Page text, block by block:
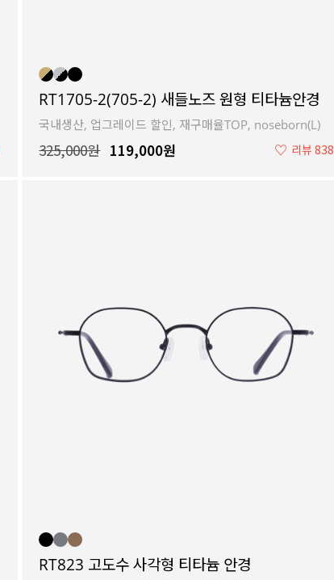
RT1705-2(705-2) 새들노즈 원형 티타늄안경
국내생산, 업그레이드 할인, 재구매율TOP, noseborn(L)
325,000원 119,000원 ♡ 리뷰 838
RT823 고도수 사각형 티타늄 안경